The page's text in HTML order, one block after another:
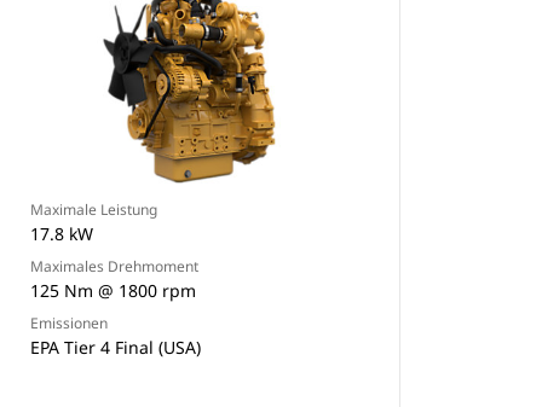
Maximale Leistung
17.8 kW
Maximales Drehmoment
125 Nm @ 1800 rpm
Emissionen
EPA Tier 4 Final (USA)